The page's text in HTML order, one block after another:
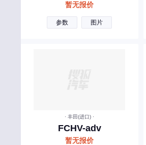
暂无报价
参数 图片
· 丰田(进口) ·
FCHV-adv
暂无报价
吉利翼真